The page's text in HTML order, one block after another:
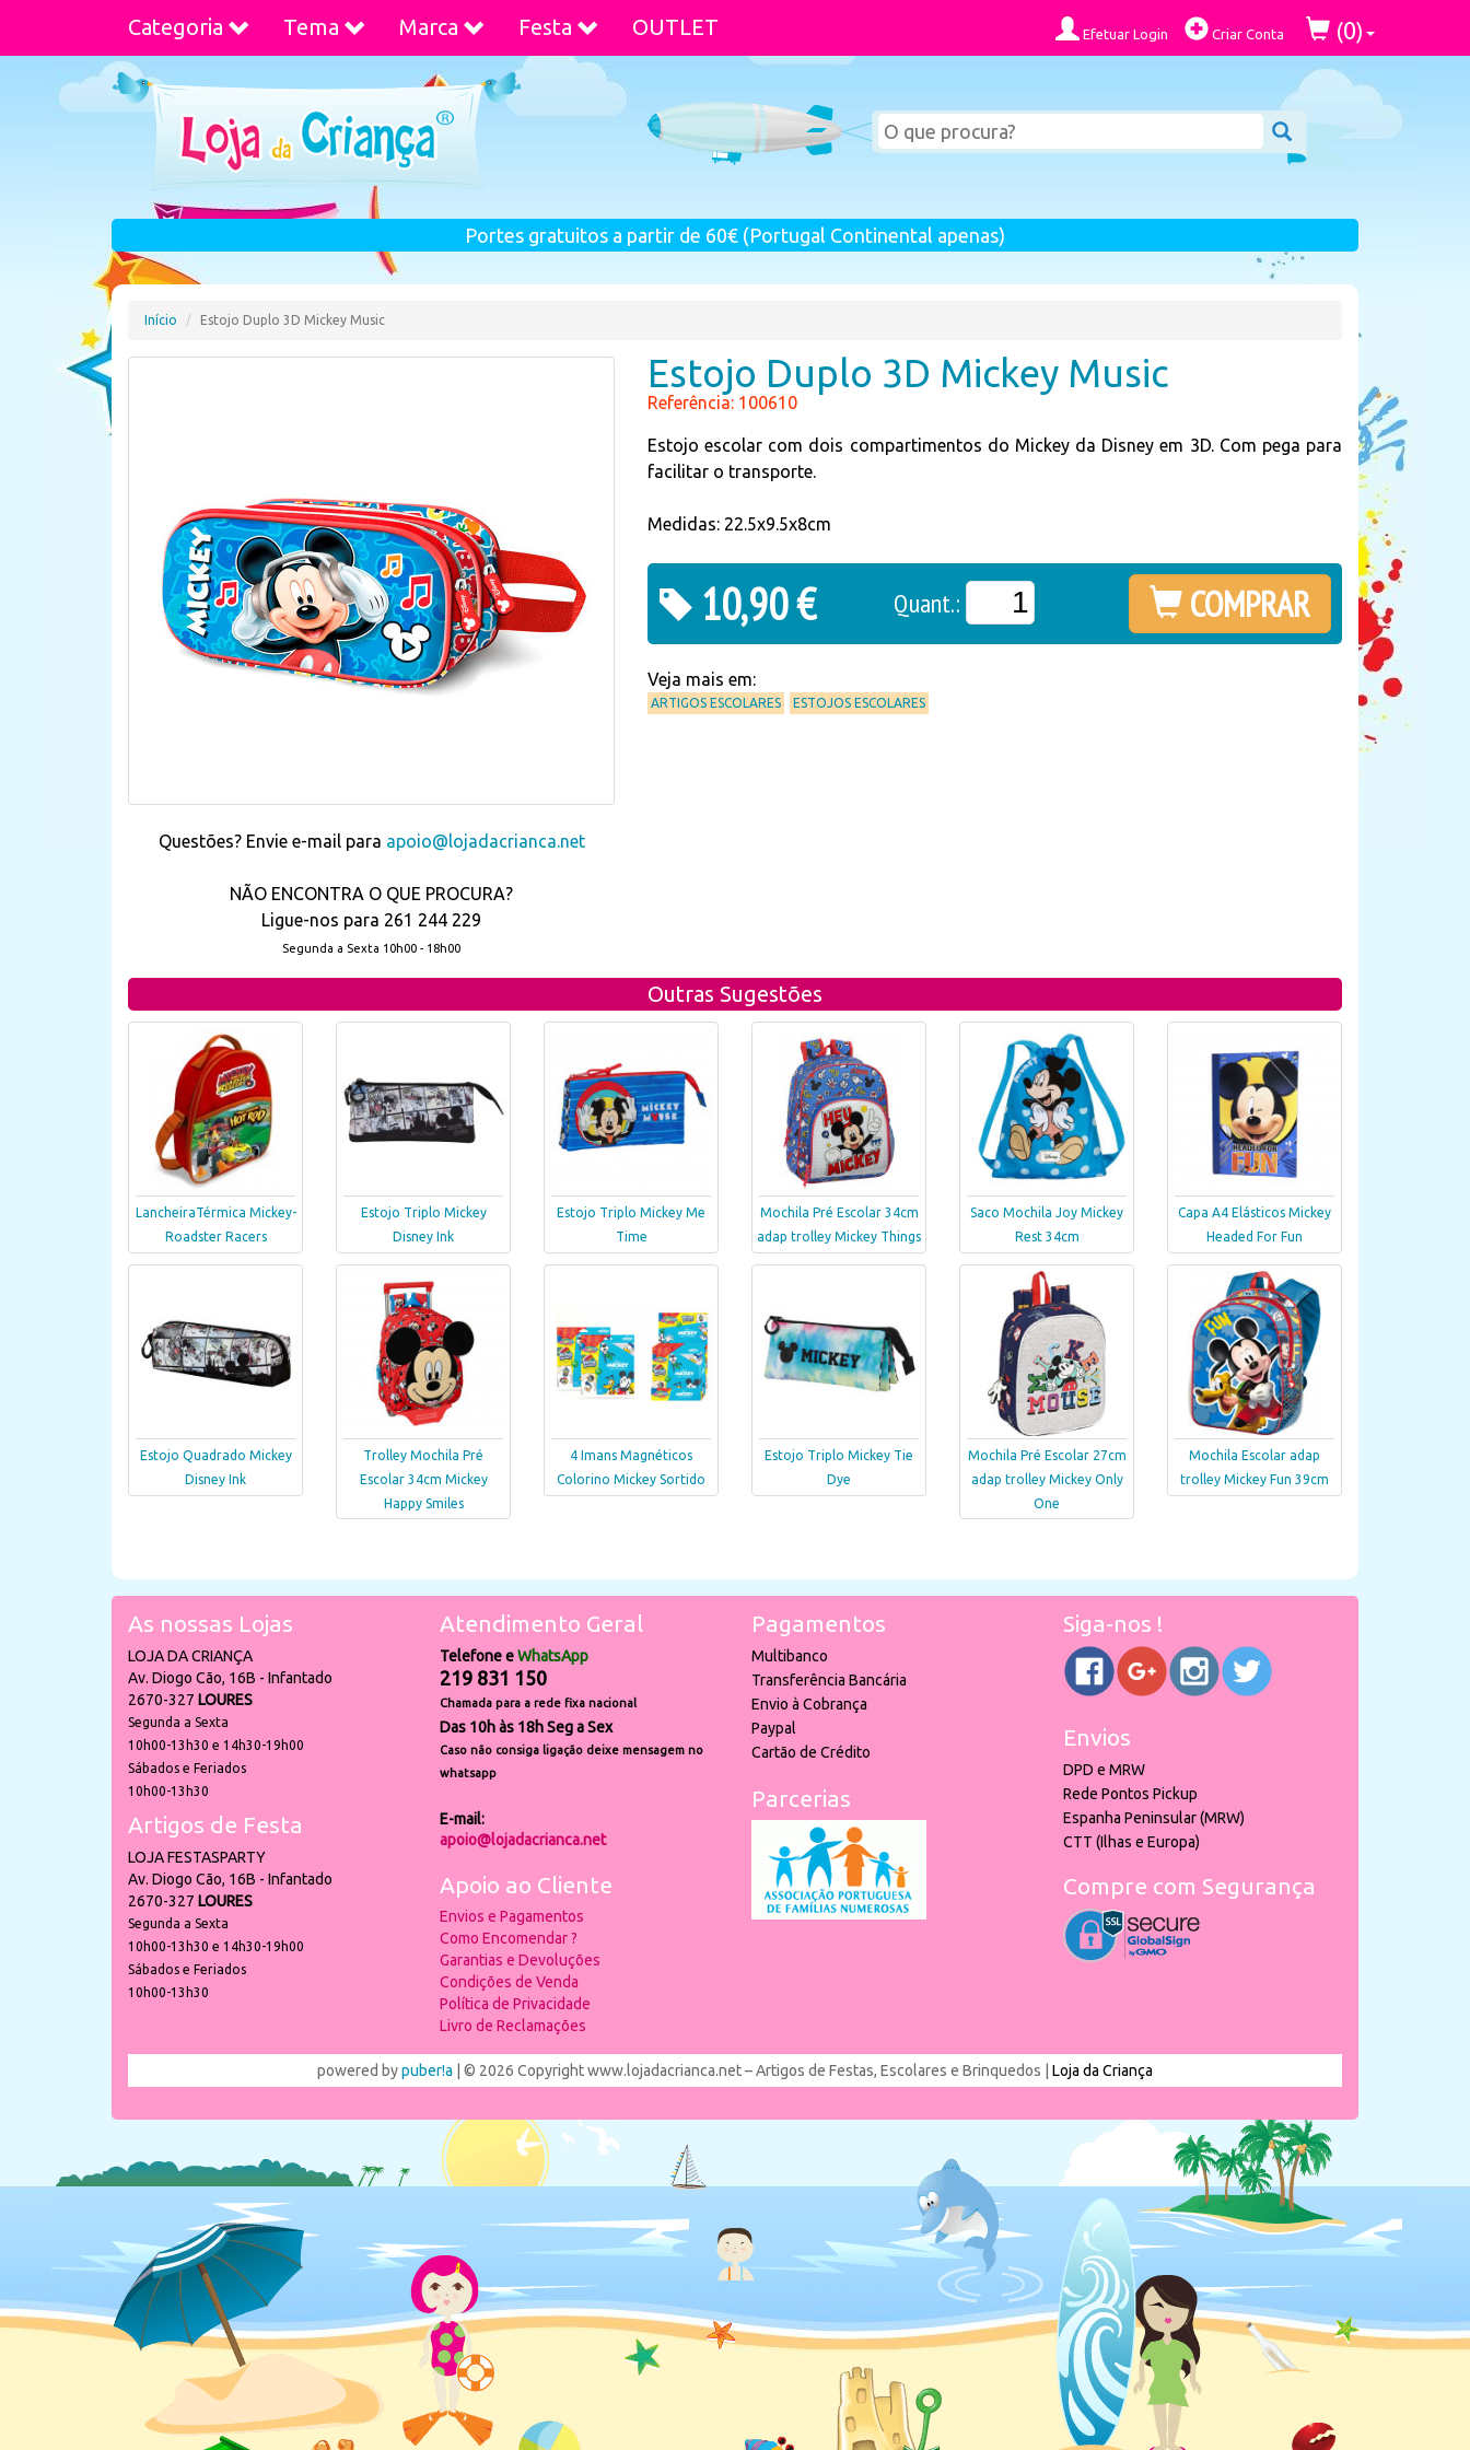
Categoria Tema Marca Festa OUTLET Efetuar Login Criar Conta (0)
Portes gratuitos a partir de 60€ (Portugal Continental apenas)
Início Estojo Duplo 3D Mickey Music
Questões? Envie e-mail para apoio@lojadacrianca.net
NÃO ENCONTRA O QUE PROCURA?
Ligue-nos para 261 244 229
Segunda a Sexta 10h00 - 18h00
Estojo Duplo 3D Mickey Music
Referência: 100610
Estojo escolar com dois compartimentos do Mickey da Disney em 3D. Com pega para
facilitar o transporte.
Medidas: 22.5x9.5x8cm
10,90 € Quant.: COMPRAR
Veja mais em:
ARTIGOS ESCOLARES ESTOJOS ESCOLARES
Outras Sugestões
LancheiraTérmica Mickey-
Roadster Racers
Estojo Triplo Mickey
Disney Ink
Estojo Triplo Mickey Me
Time
Mochila Pré Escolar 34cm
adap trolley Mickey Things
Saco Mochila Joy Mickey
Rest 34cm
Capa A4 Elásticos Mickey
Headed For Fun
Estojo Quadrado Mickey
Disney Ink
Trolley Mochila Pré
Escolar 34cm Mickey
Happy Smiles
4 Imans Magnéticos
Colorino Mickey Sortido
Estojo Triplo Mickey Tie
Dye
Mochila Pré Escolar 27cm
adap trolley Mickey Only
One
Mochila Escolar adap
trolley Mickey Fun 39cm
As nossas Lojas
LOJA DA CRIANÇA
Av. Diogo Cão, 16B - Infantado
2670-327 LOURES
Segunda a Sexta
10h00-13h30 e 14h30-19h00
Sábados e Feriados
10h00-13h30
Artigos de Festa
LOJA FESTASPARTY
Av. Diogo Cão, 16B - Infantado
2670-327 LOURES
Segunda a Sexta
10h00-13h30 e 14h30-19h00
Sábados e Feriados
10h00-13h30
Atendimento Geral
Telefone eWhatsApp
219 831 150
Chamada para a rede fixa nacional
Das 10h às 18h Seg a Sex
Caso não consiga ligação deixe mensagem no
whatsapp
E-mail:
apoio@lojadacrianca.net
Apoio ao Cliente
Envios e Pagamentos
Como Encomendar ?
Garantias e Devoluções
Condições de Venda
Política de Privacidade
Livro de Reclamações
Pagamentos
Multibanco
Transferência Bancária
Envio à Cobrança
Paypal
Cartão de Crédito
Parcerias
Siga-nos !
Envios
DPD e MRW
Rede Pontos Pickup
Espanha Peninsular (MRW)
CTT (Ilhas e Europa)
Compre com Segurança
powered bypuber!a | © 2026 Copyright www.lojadacrianca.net – Artigos de Festas, Escolares e Brinquedos | Loja da Criança